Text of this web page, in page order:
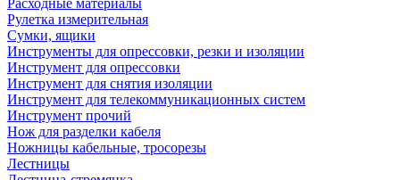
Расходные материалы
Рулетка измерительная
Сумки, ящики
Инструменты для опрессовки, резки и изоляции
Инструмент для опрессовки
Инструмент для снятия изоляции
Инструмент для телекоммуникационных систем
Инструмент прочий
Нож для разделки кабеля
Ножницы кабельные, тросорезы
Лестницы